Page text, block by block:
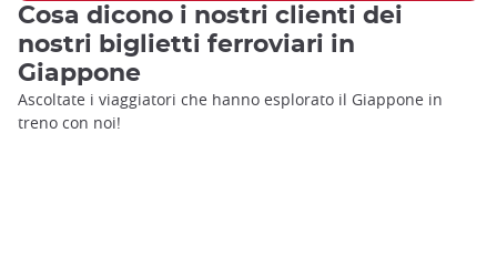
Cosa dicono i nostri clienti dei
nostri biglietti ferroviari in
Giappone
Ascoltate i viaggiatori che hanno esplorato il Giappone in
treno con noi!